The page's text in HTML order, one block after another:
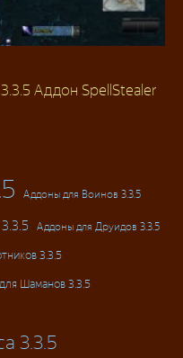
Аддон SpellStealer
Аддоны для Воинов 3.3.5
Аддоны для Друидов 3.3.5
3.3.5
Шаманов 3.3.5
3.3.5